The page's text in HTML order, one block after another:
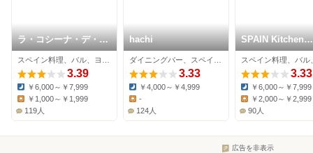
ラ・コシーナ・デ・ガ
ストン
3.39
Dinner:
￥6,000～￥7,999
￥1,000～￥1,999
119人
hachi
3.33
Dinner:
￥4,000～￥4,999
-
124人
SPAIN Kitchen
OCHO
3.33
Dinner:
￥6,000～￥7,999
Lunch:
￥2,000～￥2,999
90人
広告を非表示